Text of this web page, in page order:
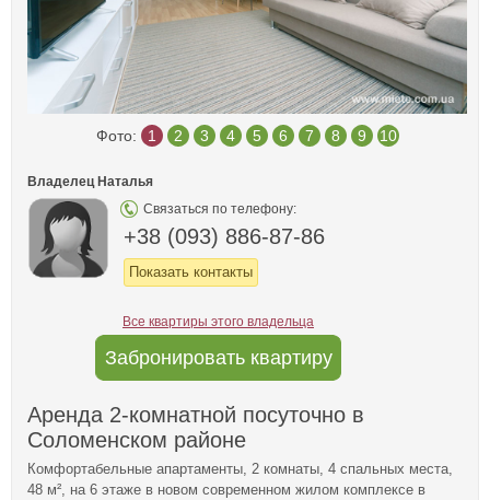
Фото: 1 2 3 4 5 6 7 8 9 10
Владелец Наталья
Связаться по телефону:
+38 (093) 886-87-86
Показать контакты
Все квартиры этого владельца
Забронировать квартиру
Аренда 2-комнатной посуточно в
Соломенском районе
Комфортабельные апартаменты, 2 комнаты, 4 спальных места,
48 м², на 6 этаже в новом современном жилом комплексе в